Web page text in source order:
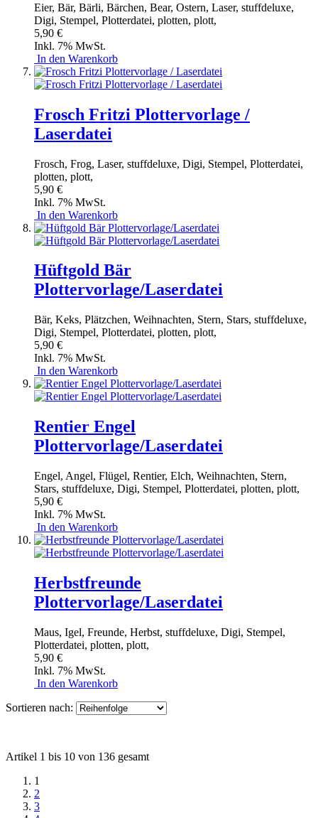
Eier, Bär, Bärli, Bärchen, Bear, Ostern, Laser, stuffdeluxe,
Digi, Stempel, Plotterdatei, plotten, plott,
5,90 €
Inkl. 7% MwSt.
In den Warenkorb
Frosch Fritzi Plottervorlage /
Laserdatei
Frosch, Frog, Laser, stuffdeluxe, Digi, Stempel, Plotterdatei,
plotten, plott,
5,90 €
Inkl. 7% MwSt.
In den Warenkorb
Hüftgold Bär
Plottervorlage/Laserdatei
Bär, Keks, Plätzchen, Weihnachten, Stern, Stars, stuffdeluxe,
Digi, Stempel, Plotterdatei, plotten, plott,
5,90 €
Inkl. 7% MwSt.
In den Warenkorb
Rentier Engel
Plottervorlage/Laserdatei
Engel, Angel, Flügel, Rentier, Elch, Weihnachten, Stern,
Stars, stuffdeluxe, Digi, Stempel, Plotterdatei, plotten, plott,
5,90 €
Inkl. 7% MwSt.
In den Warenkorb
Herbstfreunde
Plottervorlage/Laserdatei
Maus, Igel, Freunde, Herbst, stuffdeluxe, Digi, Stempel,
Plotterdatei, plotten, plott,
5,90 €
Inkl. 7% MwSt.
In den Warenkorb
Sortieren nach:
Artikel 1 bis 10 von 136 gesamt
1
2
3